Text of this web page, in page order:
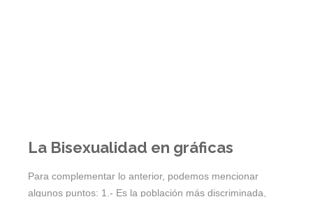
La Bisexualidad en gráficas
Para complementar lo anterior, podemos mencionar
algunos puntos: 1.- Es la población más discriminada,